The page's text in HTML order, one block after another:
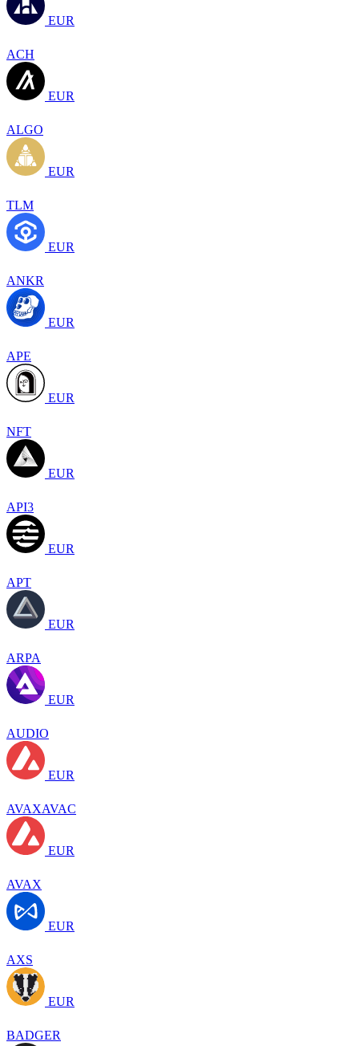
EUR
ACH
EUR
ALGO
EUR
TLM
EUR
ANKR
EUR
APE
EUR
NFT
EUR
API3
EUR
APT
EUR
ARPA
EUR
AUDIO
EUR
AVAXAVAC
EUR
AVAX
EUR
AXS
EUR
BADGER